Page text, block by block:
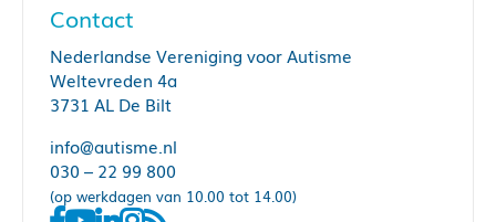
Contact
Nederlandse Vereniging voor Autisme
Weltevreden 4a
3731 AL De Bilt
info@autisme.nl
030 – 22 99 800
(op werkdagen van 10.00 tot 14.00)